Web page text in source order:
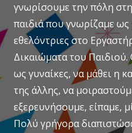
γνωρίσουμε την πόλη
παιδιά που γνωρίζαμε ως
εθελόντριες στο
Δικαιώματα του
ως γυναίκες, να μάθει η
της άλλης, να
εξερευνήσουμε, είπαμε,
Πολύ γρήγορα